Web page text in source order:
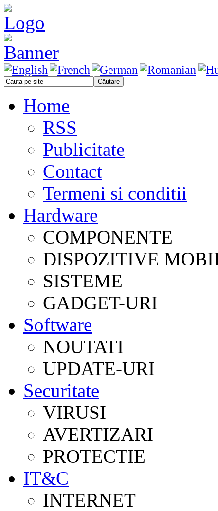
Home
RSS
Publicitate
Contact
Termeni si conditii
Hardware
COMPONENTE
DISPOZITIVE
SISTEME
GADGET-URI
Software
NOUTATI
UPDATE-URI
Securitate
VIRUSI
AVERTIZARI
PROTECTIE
IT&C
INTERNET